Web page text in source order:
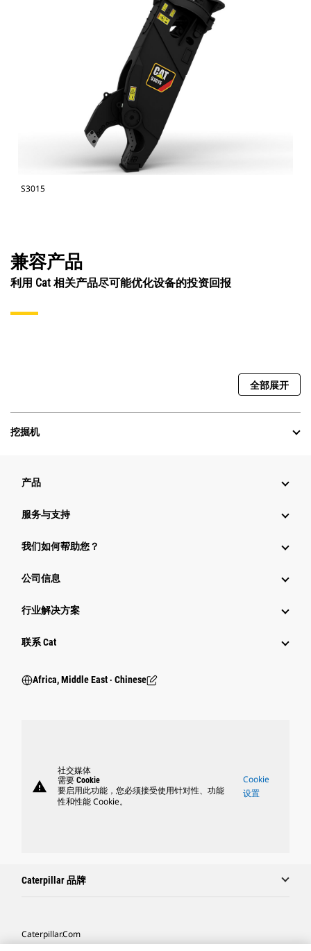
S3015
兼容产品
利用 Cat 相关产品尽可能优化设备的投资回报
全部展开
挖掘机
产品
服务与支持
我们如何帮助您？
公司信息
行业解决方案
行业
联系 Cat
Africa, Middle East ‧ Chinese
warning
社交媒体
需要 Cookie
要启用此功能，您必须接受使用针对性、功能
性和性能 Cookie。
Cookie
设置
Caterpillar 品牌
Caterpillar.com